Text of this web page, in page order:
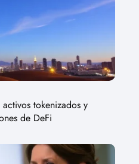
tokenizados y
de DeFi